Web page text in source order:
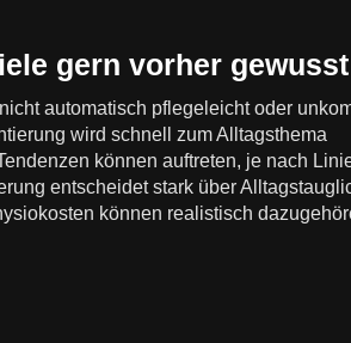
gern vorher gewusst
automatisch pflegeleicht oder
wird schnell zum Alltagsthema
können auftreten, je nach
entscheidet stark über
können realistisch